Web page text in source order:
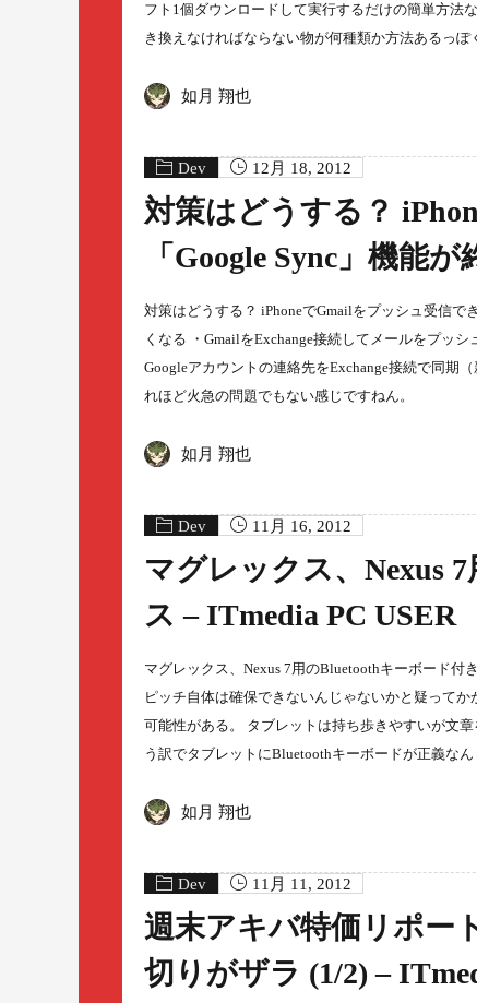
フト1個ダウンロードして実行するだけの簡単方法
き換えなければならない物が何種類か方法あるっ
如月 翔也
Dev 12月 18, 2012
対策はどうする？
「Google Sync」機能
対策はどうする？ iPhoneでGmailをプッシュ受信で
くなる ・GmailをExchange接続してメールをプッ
Googleアカウントの連絡先をExchange接続で同期
れほど火急の問題でもない感じですねん。
如月 翔也
Dev 11月 16, 2012
マグレックス、Nexus
ス – ITmedia PC USER
マグレックス、Nexus 7用のBluetoothキーボード付
ピッチ自体は確保できないんじゃないかと疑って
可能性がある。 タブレットは持ち歩きやすいが文
う訳でタブレットにBluetoothキーボードが正義な
如月 翔也
Dev 11月 11, 2012
週末アキバ特価リポー
切りがザラ (1/2) –